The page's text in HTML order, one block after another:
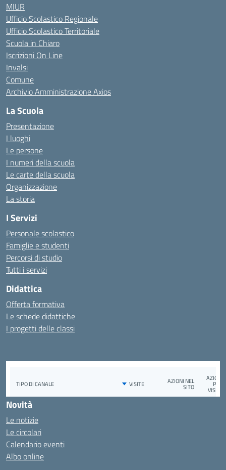
MIUR
Ufficio Scolastico Regionale
Ufficio Scolastico Territoriale
Scuola in Chiaro
Iscrizioni On Line
Invalsi
Comune
Archivio Amministrazione Axios
La Scuola
Presentazione
I luoghi
Le persone
I numeri della scuola
Le carte della scuola
Organizzazione
La storia
I Servizi
Personale scolastico
Famiglie e studenti
Percorsi di studio
Tutti i servizi
Didattica
Offerta formativa
Le schede didattiche
I progetti delle classi
Novità
Le notizie
Le circolari
Calendario eventi
Albo online